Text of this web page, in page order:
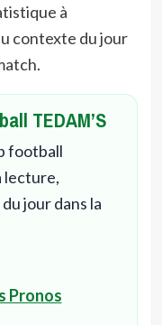
à
contexte du jour
TEDAM’S
football
lecture,
jour dans la
Pronos